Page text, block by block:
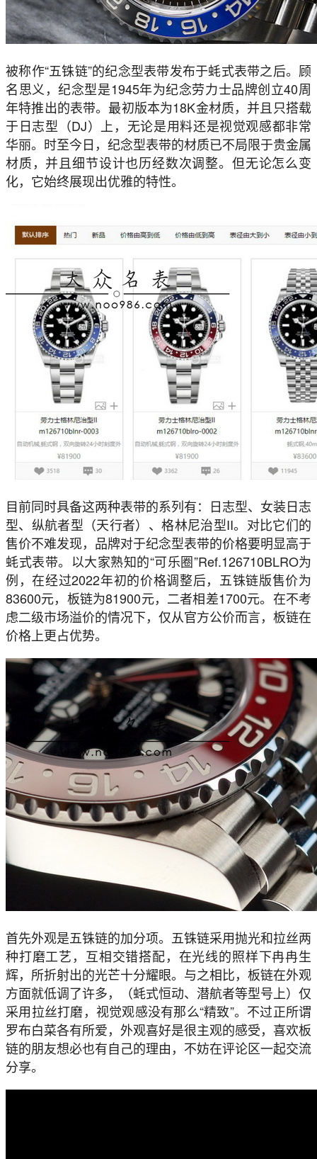
被称作“五铢链”的纪念型表带发布于蚝式表带之后。顾
名思义，纪念型是1945年为纪念劳力士品牌创立40周
年特推出的表带。最初版本为18K金材质，并且只搭载
于日志型（DJ）上，无论是用料还是视觉观感都非常
华丽。时至今日，纪念型表带的材质已不局限于贵金属
材质，并且细节设计也历经数次调整。但无论怎么变
化，它始终展现出优雅的特性。
目前同时具备这两种表带的系列有：日志型、女装日志
型、纵航者型（天行者）、格林尼治型II。对比它们的
售价不难发现，品牌对于纪念型表带的价格要明显高于
蚝式表带。以大家熟知的“可乐圈”Ref.126710BLRO为
例，在经过2022年初的价格调整后，五铢链版售价为
83600元，板链为81900元，二者相差1700元。在不考
虑二级市场溢价的情况下，仅从官方公价而言，板链在
价格上更占优势。
首先外观是五铢链的加分项。五铢链采用抛光和拉丝两
种打磨工艺，互相交错搭配，在光线的照样下冉冉生
辉，所折射出的光芒十分耀眼。与之相比，板链在外观
方面就低调了许多，（蚝式恒动、潜航者等型号上）仅
采用拉丝打磨，视觉观感没有那么“精致”。不过正所谓
罗布白菜各有所爱，外观喜好是很主观的感受，喜欢板
链的朋友想必也有自己的理由，不妨在评论区一起交流
分享。